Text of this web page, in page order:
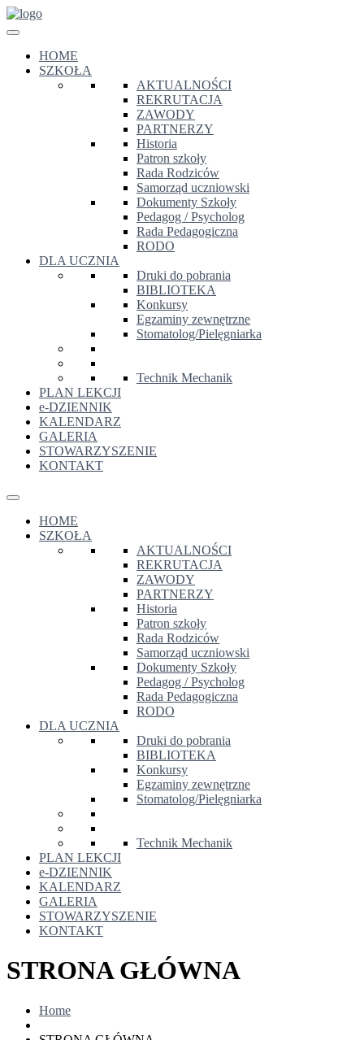
HOME
SZKOŁA
AKTUALNOŚCI
REKRUTACJA
ZAWODY
PARTNERZY
Historia
Patron szkoły
Rada Rodziców
Samorząd uczniowski
Dokumenty Szkoły
Pedagog / Psycholog
Rada Pedagogiczna
RODO
DLA UCZNIA
Druki do pobrania
BIBLIOTEKA
Konkursy
Egzaminy zewnętrzne
Stomatolog/Pielęgniarka
Technik Mechanik
PLAN LEKCJI
e-DZIENNIK
KALENDARZ
GALERIA
STOWARZYSZENIE
KONTAKT
HOME
SZKOŁA
AKTUALNOŚCI
REKRUTACJA
ZAWODY
PARTNERZY
Historia
Patron szkoły
Rada Rodziców
Samorząd uczniowski
Dokumenty Szkoły
Pedagog / Psycholog
Rada Pedagogiczna
RODO
DLA UCZNIA
Druki do pobrania
BIBLIOTEKA
Konkursy
Egzaminy zewnętrzne
Stomatolog/Pielęgniarka
Technik Mechanik
PLAN LEKCJI
e-DZIENNIK
KALENDARZ
GALERIA
STOWARZYSZENIE
KONTAKT
STRONA GŁÓWNA
Home